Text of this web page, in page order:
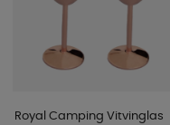
Royal Camping Vitvinglas